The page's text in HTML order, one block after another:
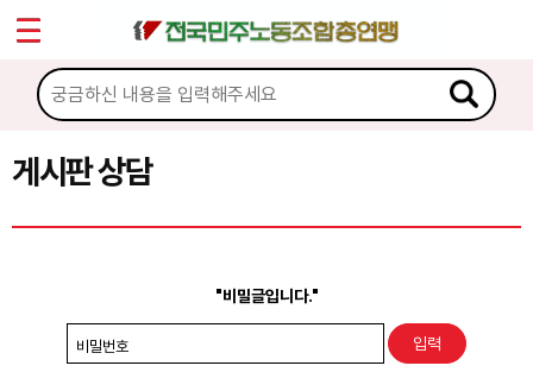
게시판 상담
"비밀글입니다."
비밀번호
마이페이지
소개
소식
노동상담
권리찾기수첩 검색
Sketchbook5, 스케치북5
Sketchbook5, 스케치북5